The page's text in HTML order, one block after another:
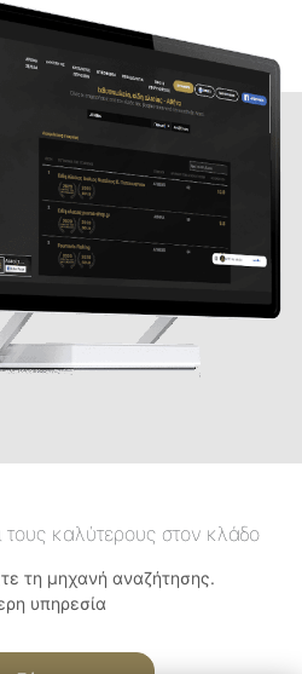
τους καλύτερους στον κλάδο
τη μηχανή αναζήτησης.
υπηρεσία